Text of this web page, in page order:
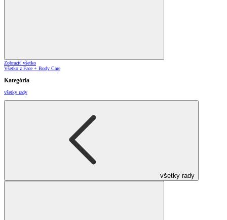
Zobraziť všetko
Všetko z Face + Body Care
Kategória
všetky rady
všetky rady